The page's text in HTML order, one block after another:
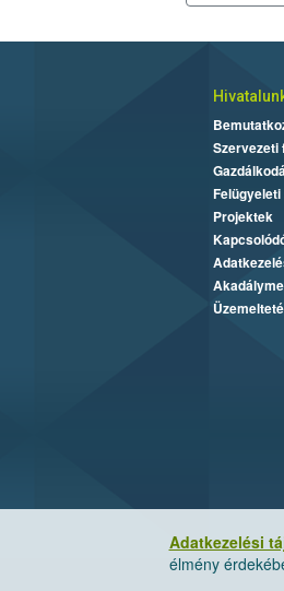
Adatkezelési
élmény
Szervezeti
Projektek